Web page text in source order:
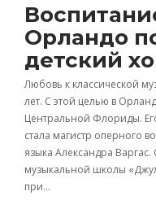
Орландо
детский
Любовь к классической
лет. С этой целью в
Центральной Флориды.
стала магистр оперного
языка Александра
музыкальной школы
при…